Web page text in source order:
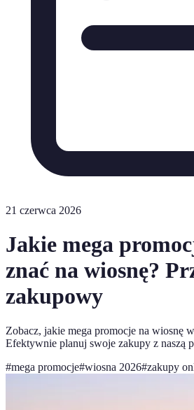
21 czerwca 2026
Jakie mega
znać na wiosnę?
zakupowy
Zobacz, jakie mega promocje na wiosnę
Efektywnie planuj swoje zakupy z naszą
#mega promocje#wiosna 2026#zakupy